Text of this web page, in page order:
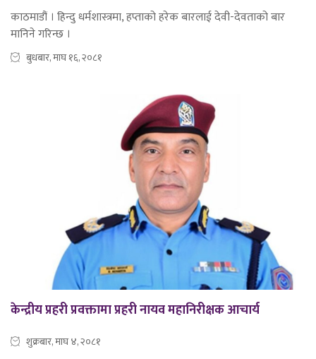
काठमाडौं । हिन्दु धर्मशास्त्रमा, हप्ताको हरेक बारलाई देवी-देवताको बार
मानिने गरिन्छ ।
बुधबार, माघ १६, २०८१
केन्द्रीय प्रहरी प्रवक्तामा प्रहरी नायव महानिरीक्षक आचार्य
शुक्रबार, माघ ४, २०८१